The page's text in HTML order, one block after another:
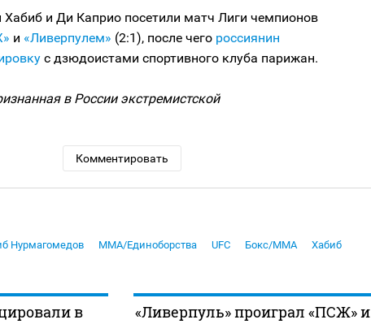
и Ди Каприо посетили матч Лиги чемпионов
и «Ливерпулем» (2:1), после чего россиянин
с дзюдоистами спортивного клуба парижан.
в России экстремистской
Комментировать
Нурмагомедов MMA/Единоборства UFC Бокс/MMA
Хабиб
в
«Ливерпуль» проиграл «ПСЖ» и